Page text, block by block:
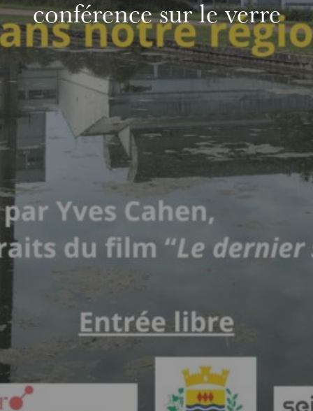
conférence sur le verre